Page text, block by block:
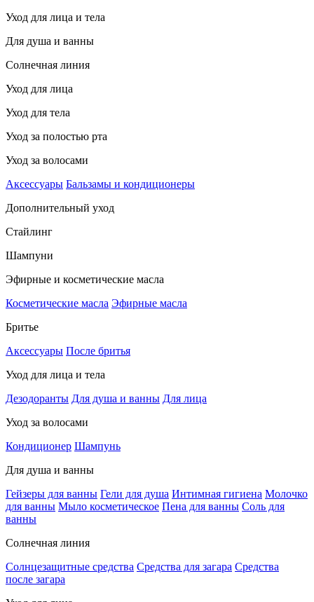
Уход для лица и тела
Для душа и ванны
Солнечная линия
Уход для лица
Уход для тела
Уход за полостью рта
Уход за волосами
Аксессуары Бальзамы и кондиционеры
Дополнительный уход
Стайлинг
Шампуни
Эфирные и косметические масла
Косметические масла Эфирные масла
Бритье
Аксессуары После бритья
Уход для лица и тела
Дезодоранты Для душа и ванны Для лица
Уход за волосами
Кондиционер Шампунь
Для душа и ванны
Гейзеры для ванны Гели для душа Интимная гигиена Молочко
для ванны Мыло косметическое Пена для ванны Соль для
ванны
Солнечная линия
Солнцезащитные средства Средства для загара Средства
после загара